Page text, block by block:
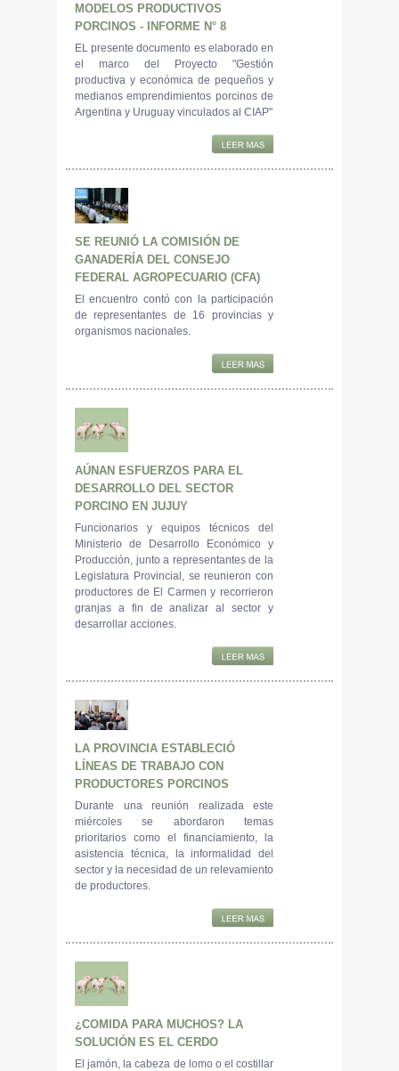
MODELOS PRODUCTIVOS
PORCINOS - INFORME N° 8
EL presente documento es elaborado en
el marco del Proyecto "Gestión
productiva y económica de pequeños y
medianos emprendimientos porcinos de
Argentina y Uruguay vinculados al CIAP"
SE REUNIÓ LA COMISIÓN DE
GANADERÍA DEL CONSEJO
FEDERAL AGROPECUARIO (CFA)
El encuentro contó con la participación
de representantes de 16 provincias y
organismos nacionales.
AÚNAN ESFUERZOS PARA EL
DESARROLLO DEL SECTOR
PORCINO EN JUJUY
Funcionarios y equipos técnicos del
Ministerio de Desarrollo Económico y
Producción, junto a representantes de la
Legislatura Provincial, se reunieron con
productores de El Carmen y recorrieron
granjas a fin de analizar al sector y
desarrollar acciones.
LA PROVINCIA ESTABLECIÓ
LÍNEAS DE TRABAJO CON
PRODUCTORES PORCINOS
Durante una reunión realizada este
miércoles se abordaron temas
prioritarios como el financiamiento, la
asistencia técnica, la informalidad del
sector y la necesidad de un relevamiento
de productores.
¿COMIDA PARA MUCHOS? LA
SOLUCIÓN ES EL CERDO
El jamón, la cabeza de lomo o el costillar